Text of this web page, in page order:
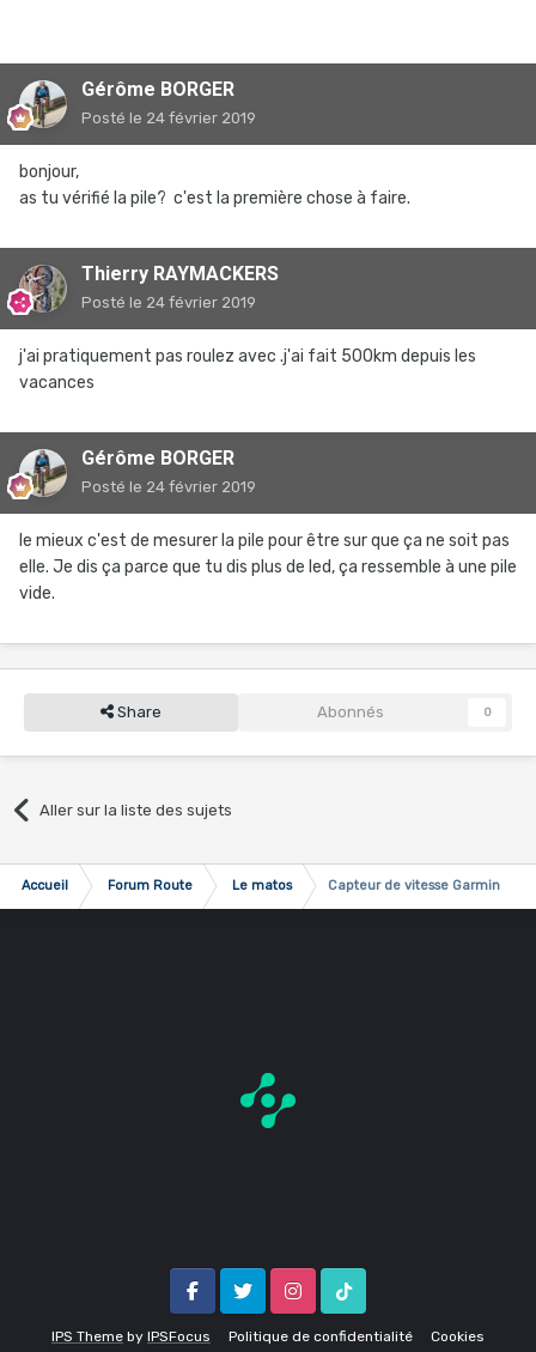
Gérôme BORGER
Posté le 24 février 2019
bonjour,
as tu vérifié la pile? c'est la première chose à faire.
Thierry RAYMACKERS
Posté le 24 février 2019
j'ai pratiquement pas roulez avec .j'ai fait 500km depuis les
vacances
Gérôme BORGER
Posté le 24 février 2019
le mieux c'est de mesurer la pile pour être sur que ça ne soit pas
elle. Je dis ça parce que tu dis plus de led, ça ressemble à une pile
vide.
Share Abonnés 0
Aller sur la liste des sujets
Accueil Forum Route Le matos Capteur de vitesse Garmin
IPS Theme by IPSFocus Politique de confidentialité Cookies
FacebookTwitter InstagramTik Tok